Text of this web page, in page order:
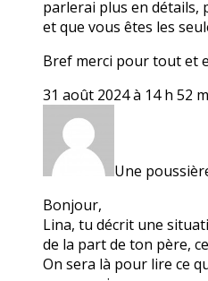
parlerai plus en détails,
et que vous êtes les
Bref merci pour tout et
31 août 2024 à 14 h 52
Une
Bonjour,
Lina, tu décrit une
de la part de ton père,
On sera là pour lire ce